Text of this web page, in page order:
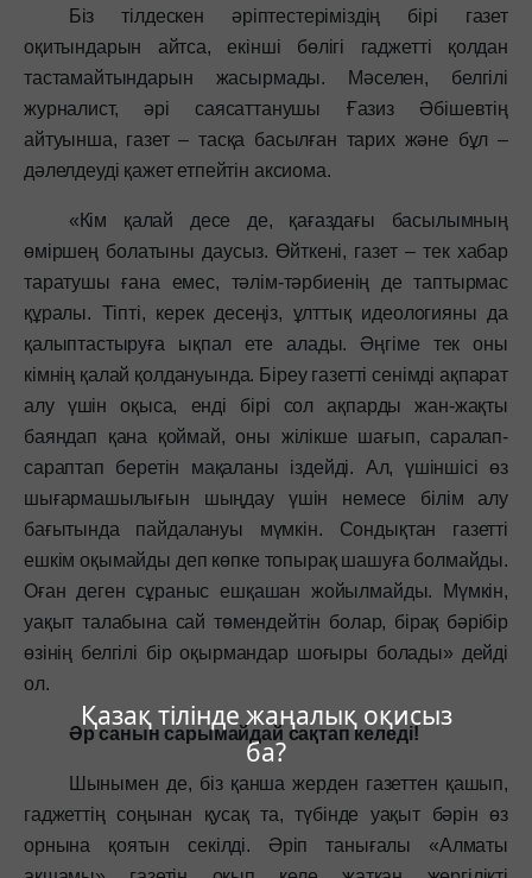
Қазақ тілінде жаңалық оқисыз
ба?
Біз тілдескен әріптестеріміздің бірі газет
оқитындарын айтса, екінші бөлігі гаджетті қолдан
тастамайтындарын жасырмады. Мәселен, белгілі
журналист, әрі саясаттанушы Ғазиз Әбішевтің
айтуынша, газет – тасқа басылған тарих және бұл –
дәлелдеуді қажет етпейтін аксиома.
«Кім қалай десе де, қағаздағы басылымның
өміршең болатыны даусыз. Өйткені, газет – тек хабар
таратушы ғана емес, тәлім-тәрбиенің де таптырмас
құралы. Тіпті, керек десеңіз, ұлттық идеологияны да
қалыптастыруға ықпал ете алады. Әңгіме тек оны
кімнің қалай қолдануында. Біреу газетті сенімді ақпарат
алу үшін оқыса, енді бірі сол ақпарды жан-жақты
баяндап қана қоймай, оны жілікше шағып, саралап-
сараптап беретін мақаланы іздейді. Ал, үшіншісі өз
шығармашылығын шыңдау үшін немесе білім алу
бағытында пайдалануы мүмкін. Сондықтан газетті
ешкім оқымайды деп көпке топырақ шашуға болмайды.
Оған деген сұраныс ешқашан жойылмайды. Мүмкін,
уақыт талабына сай төмендейтін болар, бірақ бәрібір
өзінің белгілі бір оқырмандар шоғыры болады» дейді
ол.
Әр санын сарымайдай сақтап келеді!
Шынымен де, біз қанша жерден газеттен қашып,
гаджеттің соңынан қусақ та, түбінде уақыт бәрін өз
орнына қоятын секілді. Әріп танығалы «Алматы